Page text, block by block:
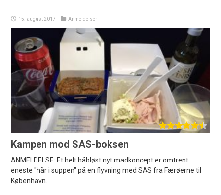
15. august 2017 Anmeldelser
Kampen mod SAS-boksen
ANMELDELSE: Et helt håbløst nyt madkoncept er omtrent
eneste "hår i suppen" på en flyvning med SAS fra Færøerne til
København.